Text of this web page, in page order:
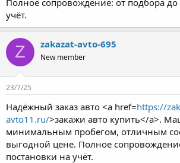
r
учёт.
Z zakazat-avto-695
New member
23/7/25
Надёжный заказ авто <a href=https://
avto11.ru/>закажи авто купить</a>.
минимальным пробегом, отличным
выгодной цене. Полное
постановки на учёт.